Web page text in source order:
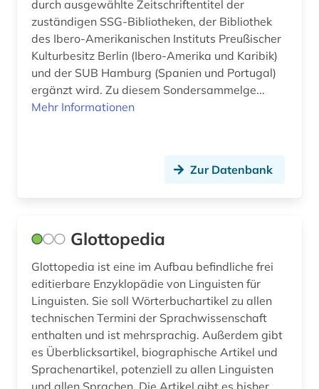
durch ausgewählte Zeitschriftentitel der
zuständigen SSG-Bibliotheken, der Bibliothek
des Ibero-Amerikanischen Instituts Preußischer
Kulturbesitz Berlin (Ibero-Amerika und Karibik)
und der SUB Hamburg (Spanien und Portugal)
ergänzt wird. Zu diesem Sondersammelge...
Mehr Informationen
Zur Datenbank
Glottopedia
Glottopedia ist eine im Aufbau befindliche frei
editierbare Enzyklopädie von Linguisten für
Linguisten. Sie soll Wörterbuchartikel zu allen
technischen Termini der Sprachwissenschaft
enthalten und ist mehrsprachig. Außerdem gibt
es Überblicksartikel, biographische Artikel und
Sprachenartikel, potenziell zu allen Linguisten